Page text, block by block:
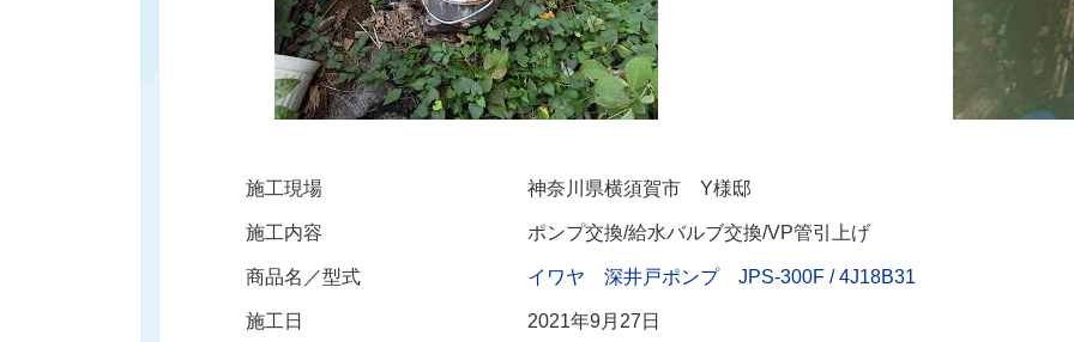
施工現場 神奈川県横須賀市 Y様邸
施工内容 ポンプ交換/給水バルブ交換/VP管引上げ
商品名／型式 イワヤ 深井戸ポンプ JPS-300F / 4J18B31
施工日 2021年9月27日